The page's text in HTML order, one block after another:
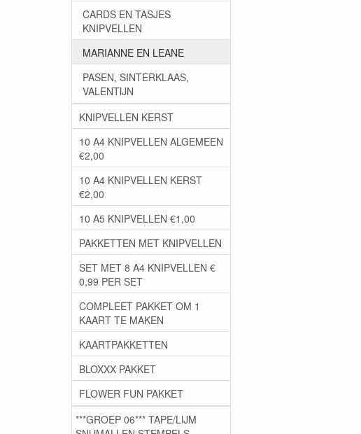
CARDS EN TASJES
KNIPVELLEN
MARIANNE EN LEANE
PASEN, SINTERKLAAS,
VALENTIJN
KNIPVELLEN KERST
10 A4 KNIPVELLEN ALGEMEEN
€2,00
10 A4 KNIPVELLEN KERST
€2,00
10 A5 KNIPVELLEN €1,00
PAKKETTEN MET KNIPVELLEN
SET MET 8 A4 KNIPVELLEN €
0,99 PER SET
COMPLEET PAKKET OM 1
KAART TE MAKEN
KAARTPAKKETTEN
BLOXXX PAKKET
FLOWER FUN PAKKET
***GROEP 06*** TAPE/LIJM